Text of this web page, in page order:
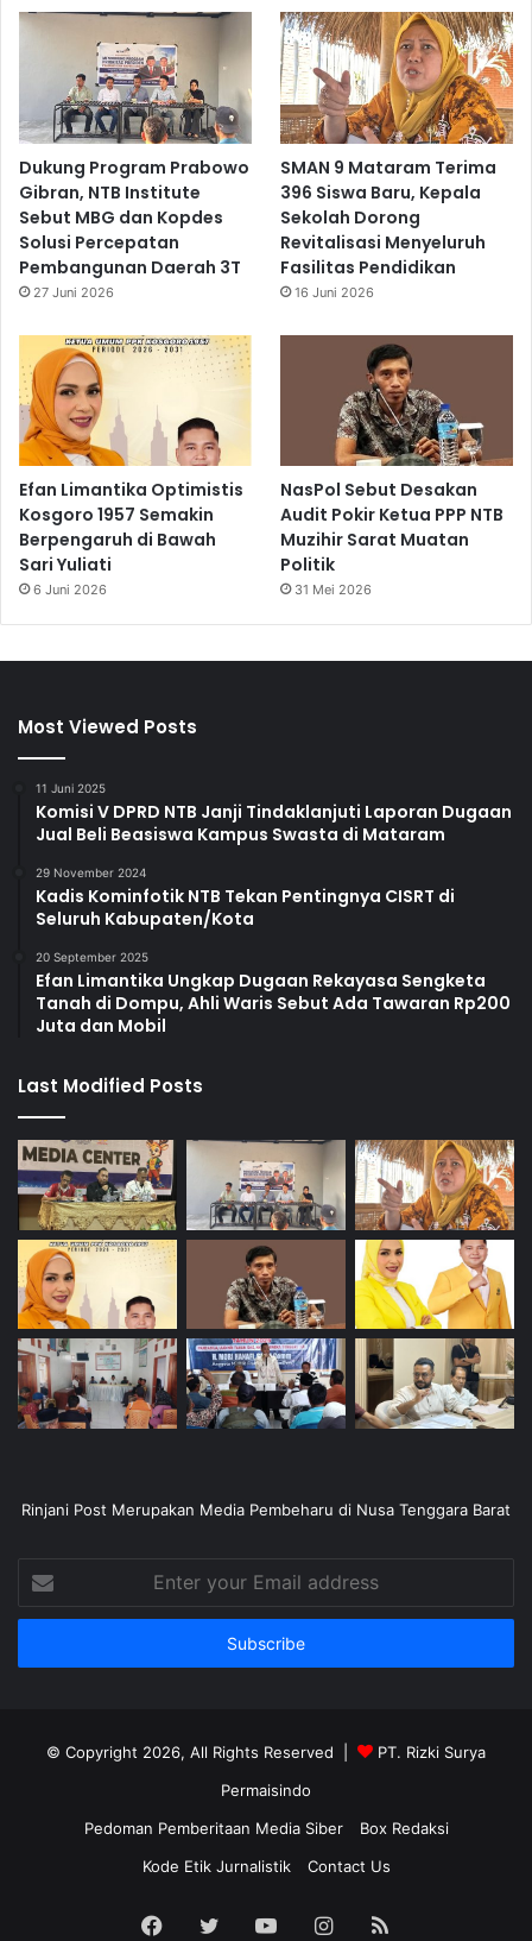
Dukung Program Prabowo
Gibran, NTB Institute
Sebut MBG dan Kopdes
Solusi Percepatan
Pembangunan Daerah 3T
27 Juni 2026
SMAN 9 Mataram Terima
396 Siswa Baru, Kepala
Sekolah Dorong
Revitalisasi Menyeluruh
Fasilitas Pendidikan
16 Juni 2026
Efan Limantika Optimistis
Kosgoro 1957 Semakin
Berpengaruh di Bawah
Sari Yuliati
6 Juni 2026
NasPol Sebut Desakan
Audit Pokir Ketua PPP NTB
Muzihir Sarat Muatan
Politik
31 Mei 2026
Most Viewed Posts
11 Juni 2025
Komisi V DPRD NTB Janji Tindaklanjuti Laporan Dugaan
Jual Beli Beasiswa Kampus Swasta di Mataram
29 November 2024
Kadis Kominfotik NTB Tekan Pentingnya CISRT di
Seluruh Kabupaten/Kota
20 September 2025
Efan Limantika Ungkap Dugaan Rekayasa Sengketa
Tanah di Dompu, Ahli Waris Sebut Ada Tawaran Rp200
Juta dan Mobil
Last Modified Posts
Rinjani Post Merupakan Media Pembeharu di Nusa Tenggara Barat
your
Email
© Copyright 2026, All Rights Reserved |
PT. Rizki Surya
Permaisindo
Pedoman Pemberitaan Media Siber
Box Redaksi
Kode Etik Jurnalistik
Contact Us
Facebook
Twitter YouTubeInstagram